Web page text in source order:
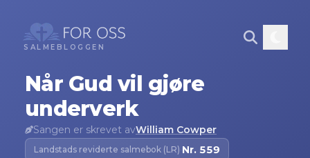
SALMEBLOGGEN
Når Gud vil gjøre
underverk
Sangen er skrevet avWilliam Cowper
Landstads reviderte salmebok (LR)·Nr. 559